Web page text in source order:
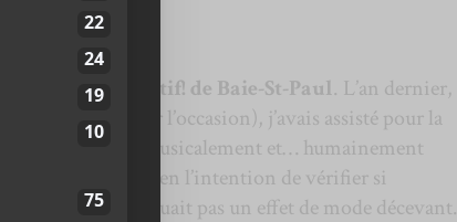
7e édition du Festif! de Baie-St-Paul. L’an dernier,
pour l’occasion), j’avais assisté pour la
comblé musicalement et… humainement
Dumas, j’avais bien l’intention de vérifier si
ne constituait pas un effet de mode décevant.